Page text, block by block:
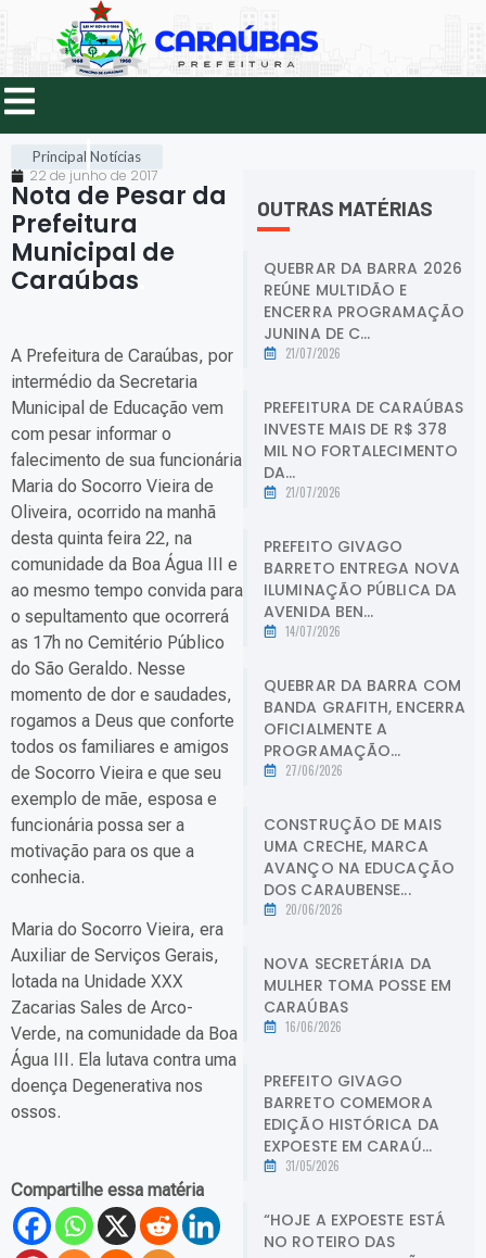
Principal Notícias
22 de junho de 2017
Nota de Pesar da
Prefeitura
Municipal de
Caraúbas
A Prefeitura de Caraúbas, por
intermédio da Secretaria
Municipal de Educação vem
com pesar informar o
falecimento de sua funcionária
Maria do Socorro Vieira de
Oliveira, ocorrido na manhã
desta quinta feira 22, na
comunidade da Boa Água III e
ao mesmo tempo convida para
o sepultamento que ocorrerá
as 17h no Cemitério Público
do São Geraldo. Nesse
momento de dor e saudades,
rogamos a Deus que conforte
todos os familiares e amigos
de Socorro Vieira e que seu
exemplo de mãe, esposa e
funcionária possa ser a
motivação para os que a
conhecia.
Maria do Socorro Vieira, era
Auxiliar de Serviços Gerais,
lotada na Unidade XXX
Zacarias Sales de Arco-
Verde, na comunidade da Boa
Água III. Ela lutava contra uma
doença Degenerativa nos
ossos.
Compartilhe essa matéria
OUTRAS MATÉRIAS
QUEBRAR DA BARRA 2026
REÚNE MULTIDÃO E
ENCERRA PROGRAMAÇÃO
JUNINA DE C...
21/07/2026
PREFEITURA DE CARAÚBAS
INVESTE MAIS DE R$ 378
MIL NO FORTALECIMENTO
DA...
21/07/2026
PREFEITO GIVAGO
BARRETO ENTREGA NOVA
ILUMINAÇÃO PÚBLICA DA
AVENIDA BEN...
14/07/2026
QUEBRAR DA BARRA COM
BANDA GRAFITH, ENCERRA
OFICIALMENTE A
PROGRAMAÇÃO...
27/06/2026
CONSTRUÇÃO DE MAIS
UMA CRECHE, MARCA
AVANÇO NA EDUCAÇÃO
DOS CARAUBENSE...
20/06/2026
NOVA SECRETÁRIA DA
MULHER TOMA POSSE EM
CARAÚBAS
16/06/2026
PREFEITO GIVAGO
BARRETO COMEMORA
EDIÇÃO HISTÓRICA DA
EXPOESTE EM CARAÚ...
31/05/2026
“HOJE A EXPOESTE ESTÁ
NO ROTEIRO DAS